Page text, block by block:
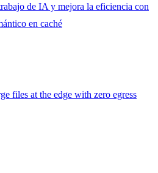
de IA y mejora la eficiencia con
en caché
files at the edge with zero egress